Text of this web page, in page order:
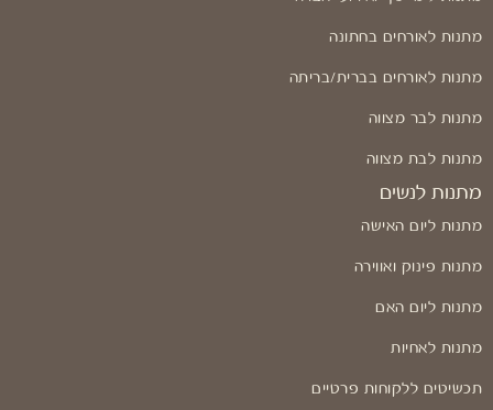
מתנות לאורחים בחתונה
מתנות לאורחים בברית/בריתה
מתנות לבר מצווה
מתנות לבת מצווה
מתנות לנשים
מתנות ליום האישה
מתנות פינוק ואווירה
מתנות ליום האם
מתנות לאחיות
תכשיטים ללקוחות פרטיים